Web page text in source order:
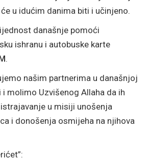
u idućim danima biti i učinjeno.
današnje pomoći
ishranu i autobuske karte
.
našim partnerima u današnjoj
molimo Uzvišenog Allaha da ih
u misiji unošenja
i donošenja osmijeha na njihova